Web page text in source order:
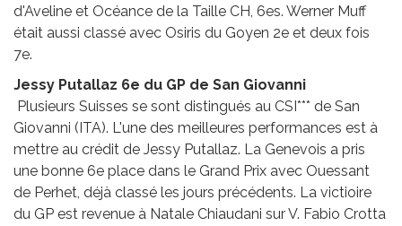
d'Aveline et Océance de la Taille CH, 6es. Werner Muff
était aussi classé avec Osiris du Goyen 2e et deux fois
7e.
Jessy Putallaz 6e du GP de San Giovanni
Plusieurs Suisses se sont distingués au CSI*** de San
Giovanni (ITA). L'une des meilleures performances est à
mettre au crédit de Jessy Putallaz. La Genevois a pris
une bonne 6e place dans le Grand Prix avec Ouessant
de Perhet, déjà classé les jours précédents. La victioire
du GP est revenue à Natale Chiaudani sur V. Fabio Crotta